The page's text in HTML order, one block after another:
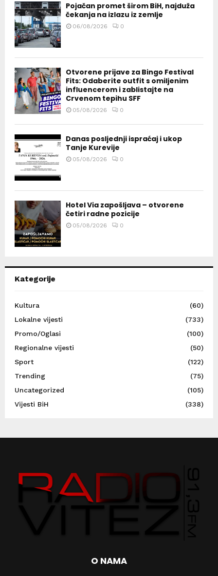
Pojačan promet širom BiH, najduža
čekanja na izlazu iz zemlje
06/08/2026 0
Otvorene prijave za Bingo Festival
Fits: Odaberite outfit s omiljenim
influencerom i zablistajte na
Crvenom tepihu SFF
05/08/2026 0
Danas posljednji ispraćaj i ukop
Tanje Kurevije
05/08/2026 0
Hotel Via zapošljava – otvorene
četiri radne pozicije
05/08/2026 0
Kategorije
Kultura
(60)
Lokalne vijesti
(733)
Promo/Oglasi
(100)
Regionalne vijesti
(50)
Sport
(122)
Trending
(75)
Uncategorized
(105)
Vijesti BiH
(338)
O NAMA